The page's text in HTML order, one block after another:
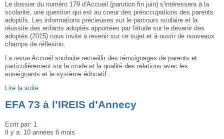
Le dossier du numéro 179 d'Accueil (parution fin juin) s'intéressera à la
scolarité, une question qui est au coeur des préoccupations des parents
adoptifs. Les informations précieuses sur le parcours scolaire et la
réussite des enfants adoptés apportées par l'étude sur le devenir des
adoptés (2015) nous invite à revenir sur ce sujet et à ouvrir de nouveaux
champs de réflexion.
La revue Accueil souhaite recueillir des témoignages de parents et
particulièrement sur le mode et la qualité des relations avec les
enseignants et le système éducatif :
Lire la suite
EFA 73 à l’IREIS d’Annecy
Ecrit par: 1
Il y a: 10 années 6 mois